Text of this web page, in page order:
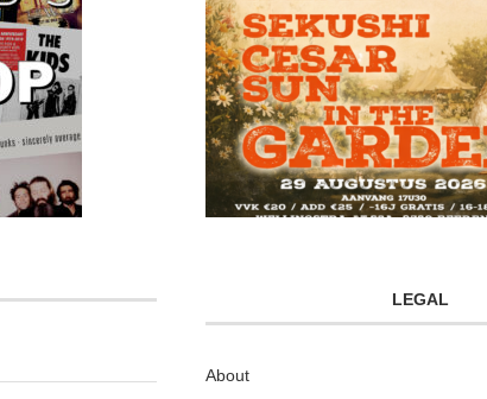
LEGAL
About